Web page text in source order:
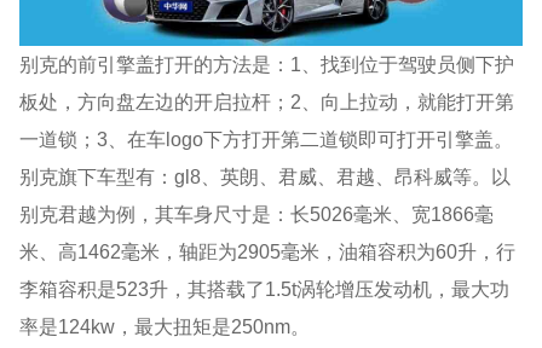
别克的前引擎盖打开的方法是：1、找到位于驾驶员侧下护
板处，方向盘左边的开启拉杆；2、向上拉动，就能打开第
一道锁；3、在车logo下方打开第二道锁即可打开引擎盖。
别克旗下车型有：gl8、英朗、君威、君越、昂科威等。以
别克君越为例，其车身尺寸是：长5026毫米、宽1866毫
米、高1462毫米，轴距为2905毫米，油箱容积为60升，行
李箱容积是523升，其搭载了1.5t涡轮增压发动机，最大功
率是124kw，最大扭矩是250nm。